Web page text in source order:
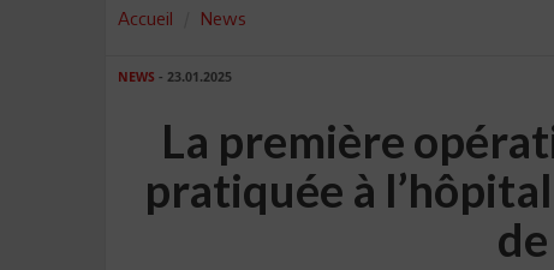
Accueil News
NEWS - 23.01.2025
La première
pratiquée à